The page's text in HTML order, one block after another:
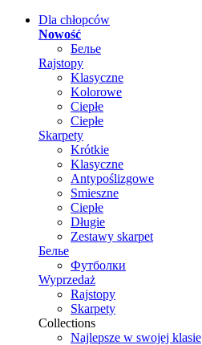
Dla chłopców
Nowość
Белье
Rajstopy
Klasyczne
Kolorowe
Ciepłe
Ciepłe
Skarpety
Krótkie
Klasyczne
Antypoślizgowe
Smieszne
Ciepłe
Długie
Zestawy skarpet
Белье
Футболки
Wyprzedaż
Rajstopy
Skarpety
Collections
Najlepsze w swojej klasie